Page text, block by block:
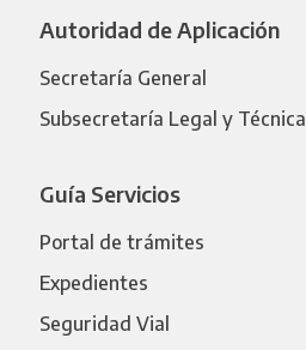
Autoridad de Aplicación
Secretaría General
Subsecretaría Legal y Técnica
Guía Servicios
Portal de trámites
Expedientes
Seguridad Vial